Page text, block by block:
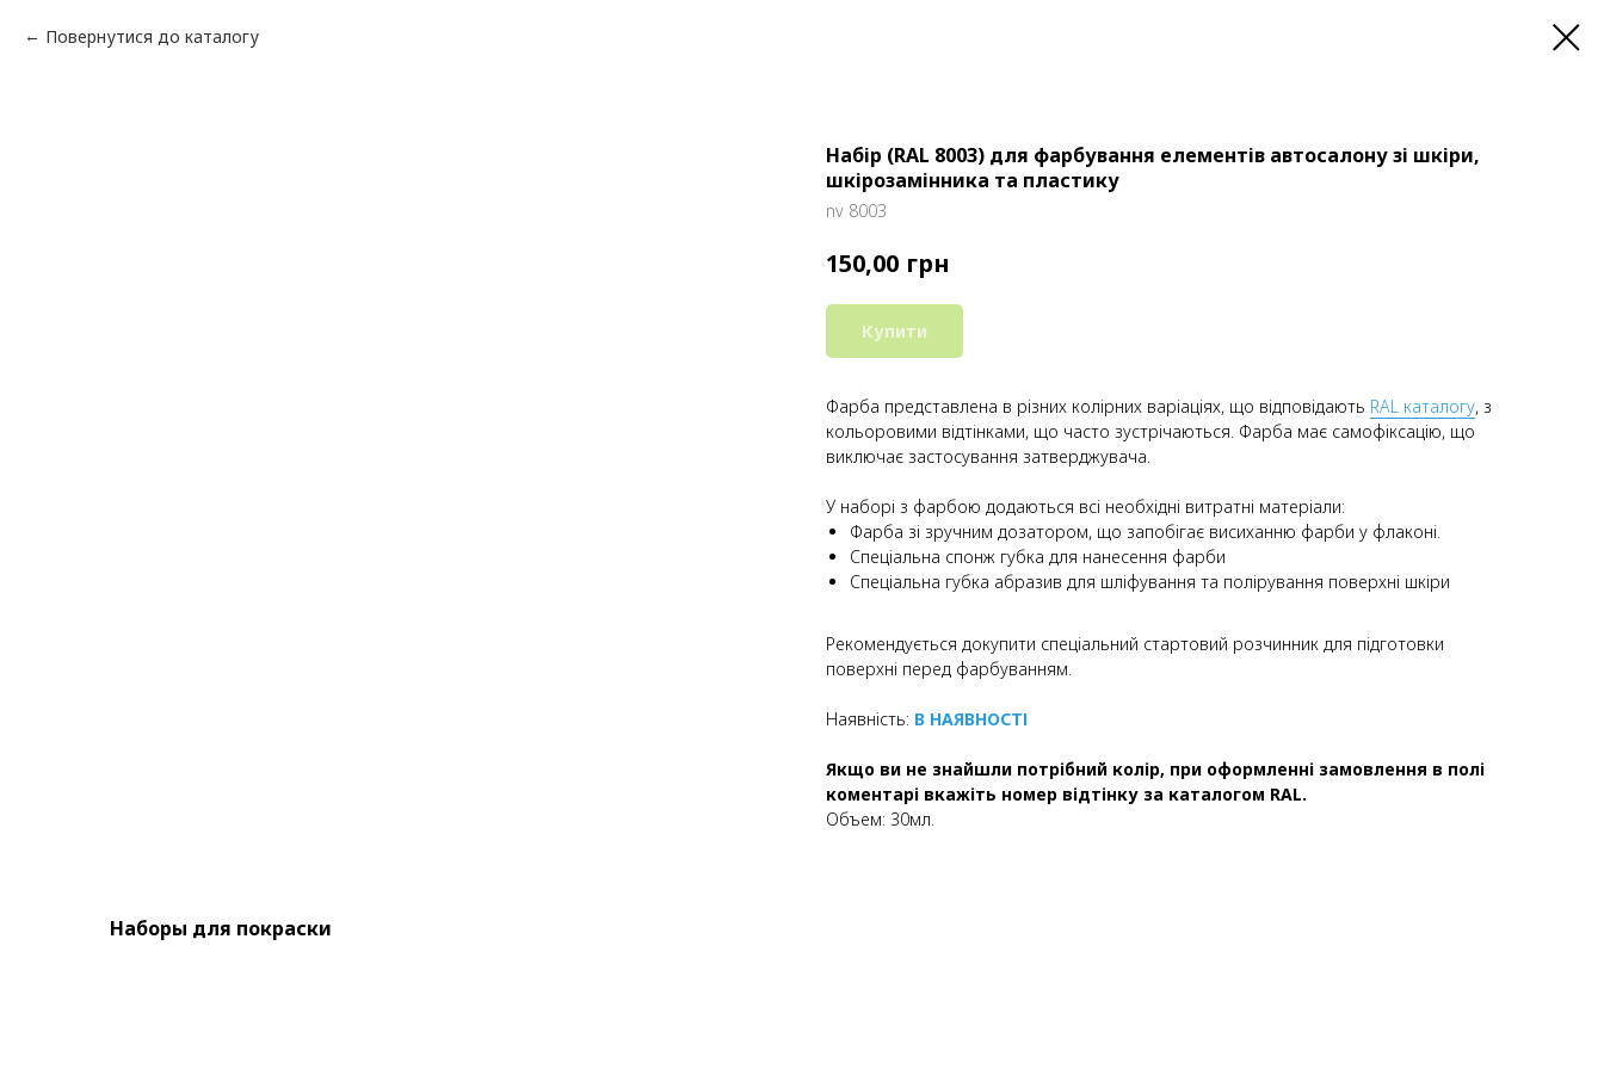
Повернутися до каталогу
Набір (RAL 8003) для фарбування елементів автосалону зі шкіри,
шкірозамінника та пластику
nv 8003
150,00 грн
Купити
Фарба представлена в різних колірних варіаціях, що відповідають RAL каталогу, з
кольоровими відтінками, що часто зустрічаються. Фарба має самофіксацію, що
виключає застосування затверджувача.
У наборі з фарбою додаються всі необхідні витратні матеріали:
Фарба зі зручним дозатором, що запобігає висиханню фарби у флаконі.
Спеціальна спонж губка для нанесення фарби
Спеціальна губка абразив для шліфування та полірування поверхні шкіри
Рекомендується докупити спеціальний стартовий розчинник для підготовки
поверхні перед фарбуванням.
Наявність: В НАЯВНОСТІ
Якщо ви не знайшли потрібний колір, при оформленні замовлення в полі
коментарі вкажіть номер відтінку за каталогом RAL.
Объем: 30мл.
Наборы для покраски